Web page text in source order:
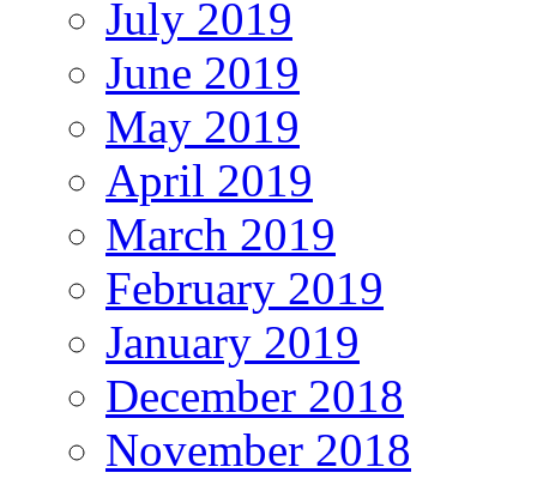
July 2019
June 2019
May 2019
April 2019
March 2019
February 2019
January 2019
December 2018
November 2018